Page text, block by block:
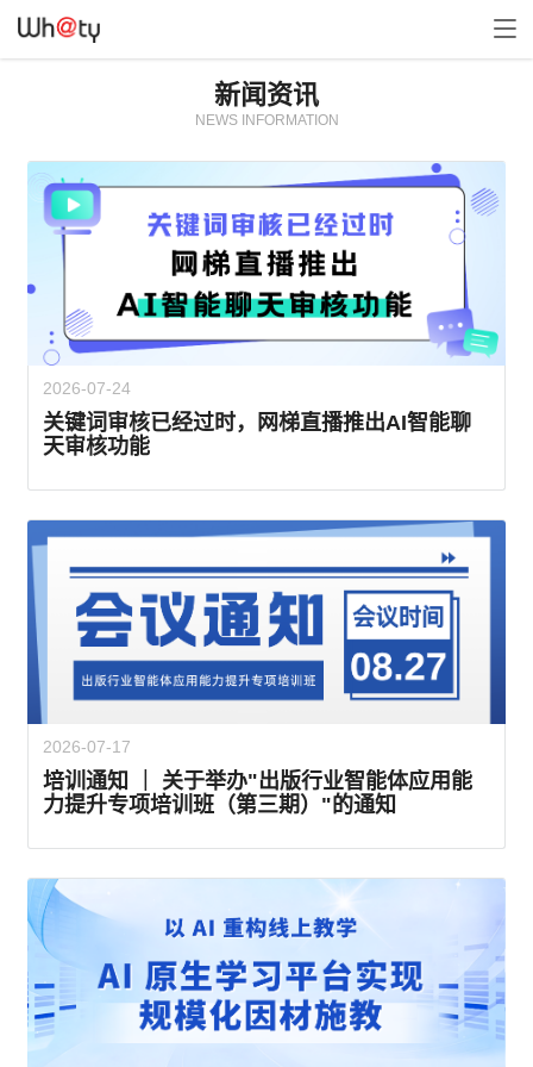
新闻资讯
NEWS INFORMATION
2026-07-24
关键词审核已经过时，网梯直播推出AI智能聊
天审核功能
2026-07-17
培训通知 ｜ 关于举办"出版行业智能体应用能
力提升专项培训班（第三期）"的通知